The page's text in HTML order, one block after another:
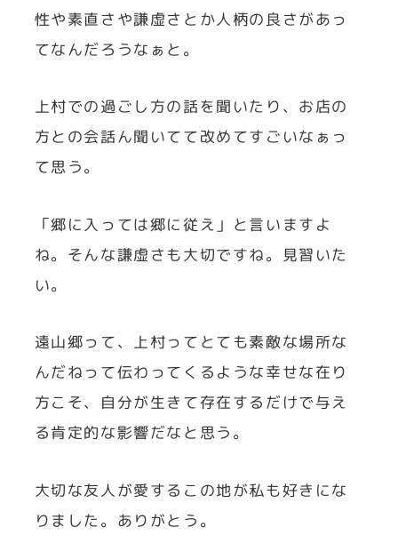
性や素直さや謙虚さとか人柄の良さがあっ
てなんだろうなぁと。
上村での過ごし方の話を聞いたり、お店の
方との会話ん聞いてて改めてすごいなぁっ
て思う。
「郷に入っては郷に従え」と言いますよ
ね。そんな謙虚さも大切ですね。見習いた
い。
遠山郷って、上村ってとても素敵な場所な
んだねって伝わってくるような幸せな在り
方こそ、自分が生きて存在するだけで与え
る肯定的な影響だなと思う。
大切な友人が愛するこの地が私も好きにな
りました。ありがとう。